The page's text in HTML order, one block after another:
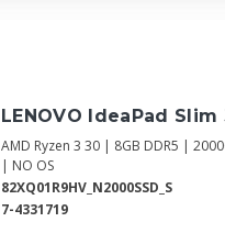
LENOVO IdeaPad
AMD Ryzen 3 30 | 8GB DDR5 |
| NO OS
82XQ01R9HV_N2000SSD_S
7-4331719